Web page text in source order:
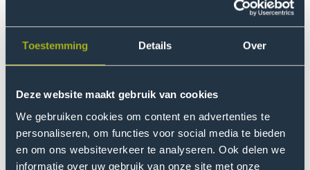
Toestemming Details Over
Deze website maakt gebruik van cookies
We gebruiken cookies om content en advertenties te
personaliseren, om functies voor social media te bieden
en om ons websiteverkeer te analyseren. Ook delen we
informatie over uw gebruik van onze site met onze
Wat kun je allemaal meten en hoe, waarom kan dat
nuttig zijn en in welke gevallen? Uit het onderzoek blijkt
dat er belangrijke informatie verloren kan gaan als je
niet de juiste uitkomstmaten gebruikt. Hanneke: “Bij
activiteiten verspreid over de hele dag te meten, omdat
ze niet lang achter elkaar kunnen bewegen. En zo
gelden voor iedere groep – voor iedere patiënt zelfs –
andere meetcriteria”, vertelt ze. “Het tellen van stappen